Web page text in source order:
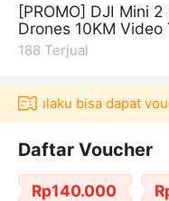
[PROMO] DJI Mini
Drones 10KM
Wind Resist
188 Terjual
bisa dapat
Daftar Voucher
Rp140.000